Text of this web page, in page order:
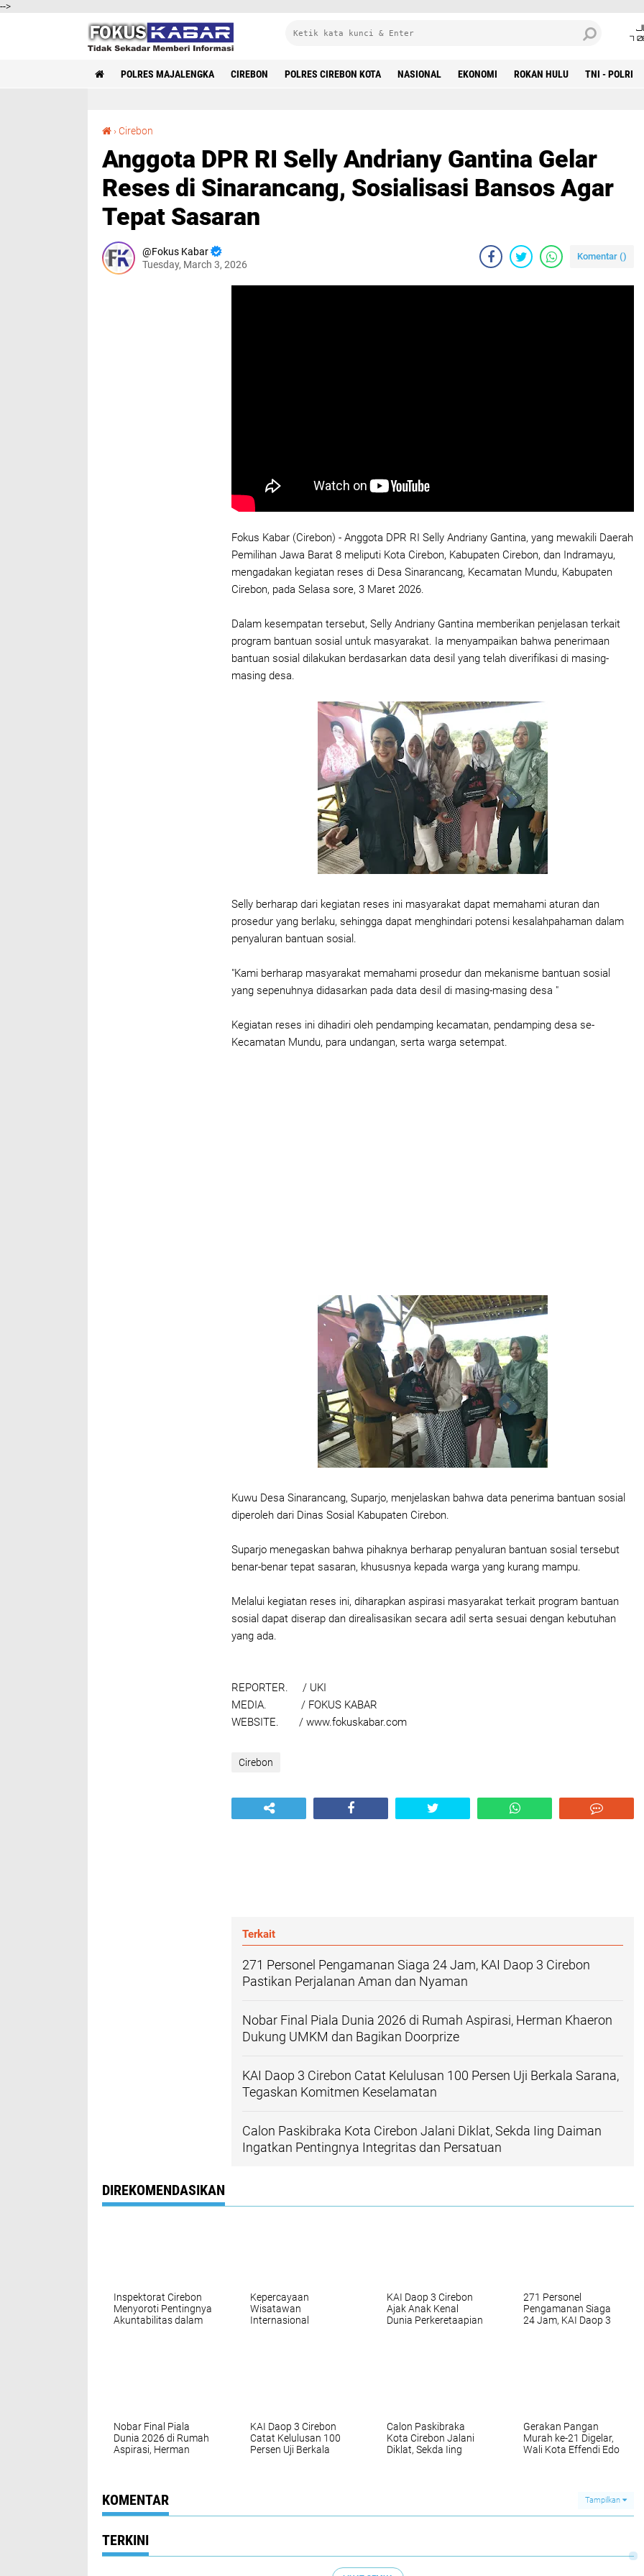
-->
7
POLRES MAJALENGKA CIREBON POLRES CIREBON KOTA NASIONAL EKONOMI ROKAN HULU TNI - POLRI
› Cirebon
Anggota DPR RI Selly Andriany Gantina Gelar
Reses di Sinarancang, Sosialisasi Bansos Agar
Tepat Sasaran
Fokus Kabar
Tuesday, March 3, 2026
Komentar ()
Fokus Kabar (Cirebon) - Anggota DPR RI Selly Andriany Gantina, yang mewakili Daerah
Pemilihan Jawa Barat 8 meliputi Kota Cirebon, Kabupaten Cirebon, dan Indramayu,
mengadakan kegiatan reses di Desa Sinarancang, Kecamatan Mundu, Kabupaten
Cirebon, pada Selasa sore, 3 Maret 2026.
Dalam kesempatan tersebut, Selly Andriany Gantina memberikan penjelasan terkait
program bantuan sosial untuk masyarakat. Ia menyampaikan bahwa penerimaan
bantuan sosial dilakukan berdasarkan data desil yang telah diverifikasi di masing-
masing desa.
Selly berharap dari kegiatan reses ini masyarakat dapat memahami aturan dan
prosedur yang berlaku, sehingga dapat menghindari potensi kesalahpahaman dalam
penyaluran bantuan sosial.
"Kami berharap masyarakat memahami prosedur dan mekanisme bantuan sosial
yang sepenuhnya didasarkan pada data desil di masing-masing desa "
Kegiatan reses ini dihadiri oleh pendamping kecamatan, pendamping desa se-
Kecamatan Mundu, para undangan, serta warga setempat.
Kuwu Desa Sinarancang, Suparjo, menjelaskan bahwa data penerima bantuan sosial
diperoleh dari Dinas Sosial Kabupaten Cirebon.
Suparjo menegaskan bahwa pihaknya berharap penyaluran bantuan sosial tersebut
benar-benar tepat sasaran, khususnya kepada warga yang kurang mampu.
Melalui kegiatan reses ini, diharapkan aspirasi masyarakat terkait program bantuan
sosial dapat diserap dan direalisasikan secara adil serta sesuai dengan kebutuhan
yang ada.
REPORTER. / UKI
MEDIA. / FOKUS KABAR
WEBSITE. / www.fokuskabar.com
Cirebon
Terkait
271 Personel Pengamanan Siaga 24 Jam, KAI Daop 3 Cirebon
Pastikan Perjalanan Aman dan Nyaman
Nobar Final Piala Dunia 2026 di Rumah Aspirasi, Herman Khaeron
Dukung UMKM dan Bagikan Doorprize
KAI Daop 3 Cirebon Catat Kelulusan 100 Persen Uji Berkala Sarana,
Tegaskan Komitmen Keselamatan
Calon Paskibraka Kota Cirebon Jalani Diklat, Sekda Iing Daiman
Ingatkan Pentingnya Integritas dan Persatuan
DIREKOMENDASIKAN
Inspektorat Cirebon
Menyoroti Pentingnya
Akuntabilitas dalam
Kepercayaan
Wisatawan
Internasional
KAI Daop 3 Cirebon
Ajak Anak Kenal
Dunia Perkeretaapian
271 Personel
Pengamanan Siaga
24 Jam, KAI Daop 3
Nobar Final Piala
Dunia 2026 di Rumah
Aspirasi, Herman
KAI Daop 3 Cirebon
Catat Kelulusan 100
Persen Uji Berkala
Calon Paskibraka
Kota Cirebon Jalani
Diklat, Sekda Iing
Gerakan Pangan
Murah ke-21 Digelar,
Wali Kota Effendi Edo
KOMENTAR Tampilkan
TERKINI